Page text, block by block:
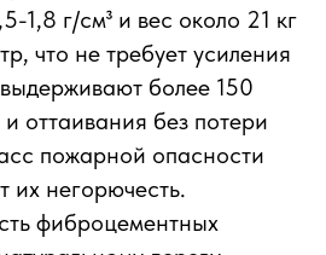
1,8 г/см³ и вес около 21 кг
что не требует усиления
более 150
оттаивания без потери
пожарной опасности
их негорючесть.
фиброцементных